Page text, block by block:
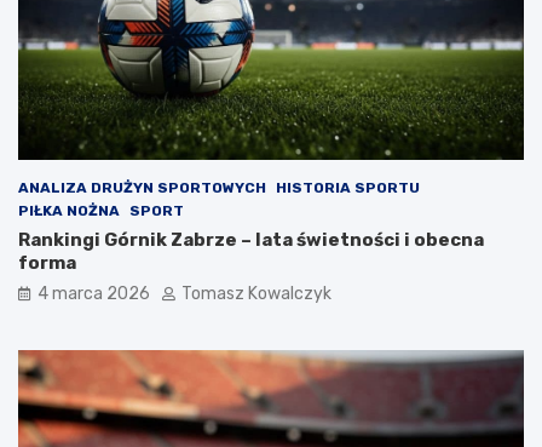
ANALIZA DRUŻYN SPORTOWYCH
HISTORIA SPORTU
PIŁKA NOŻNA
SPORT
Rankingi Górnik Zabrze – lata świetności i obecna
forma
4 marca 2026 Tomasz Kowalczyk